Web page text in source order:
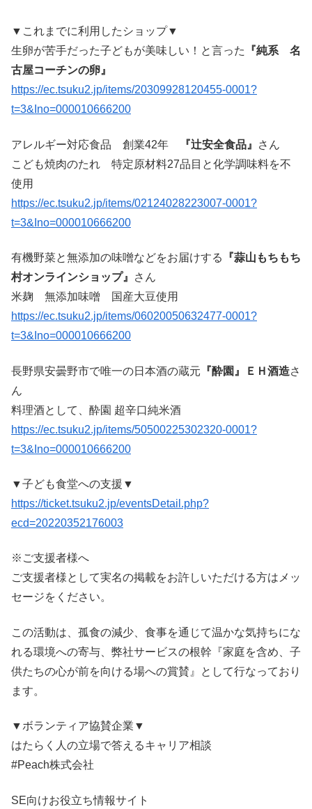
▼これまでに利用したショップ▼
生卵が苦手だった子どもが美味しい！と言った
『純系 名
古屋コーチンの卵』
https://ec.tsuku2.jp/items/20309928120455-0001?
t=3&Ino=000010666200
アレルギー対応食品 創業42年 『辻安全食品』
さん
こども焼肉のたれ 特定原材料27品目と化学調味料を不
使用
https://ec.tsuku2.jp/items/02124028223007-0001?
t=3&Ino=000010666200
有機野菜と無添加の味噌などをお届けする
『蒜山もちもち
村オンラインショップ』
さん
米麹 無添加味噌 国産大豆使用
https://ec.tsuku2.jp/items/06020050632477-0001?
t=3&Ino=000010666200
長野県安曇野市で唯一の日本酒の蔵元 『酔園』ＥＨ酒造さ
ん
料理酒として、酔園 超辛口純米酒
https://ec.tsuku2.jp/items/50500225302320-0001?
t=3&Ino=000010666200
▼子ども食堂への支援▼
https://ticket.tsuku2.jp/eventsDetail.php?
ecd=20220352176003
※ご支援者様へ
ご支援者様として実名の掲載をお許しいただける方はメッ
セージをください。
この活動は、孤食の減少、食事を通じて温かな気持ちにな
れる環境への寄与、弊社サービスの根幹『家庭を含め、子
供たちの心が前を向ける場への賞賛』として行なっており
ます。
▼ボランティア協賛企業▼
はたらく人の立場で答えるキャリア相談
#Peach株式会社
SE向けお役立ち情報サイト